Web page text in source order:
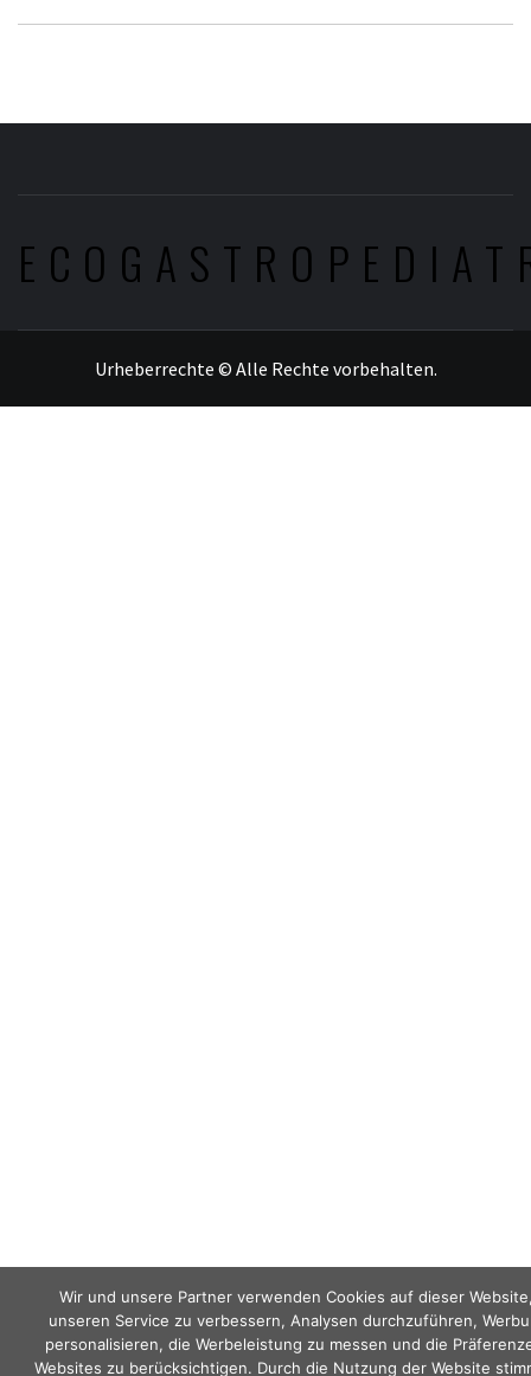
Urheberrechte © Alle Rechte vorbehalten.
Wir und unsere Partner verwenden Cookies auf dieser
unseren Service zu verbessern, Analysen durchzuführen,
personalisieren, die Werbeleistung zu messen und die
Websites zu berücksichtigen. Durch die Nutzung der Website